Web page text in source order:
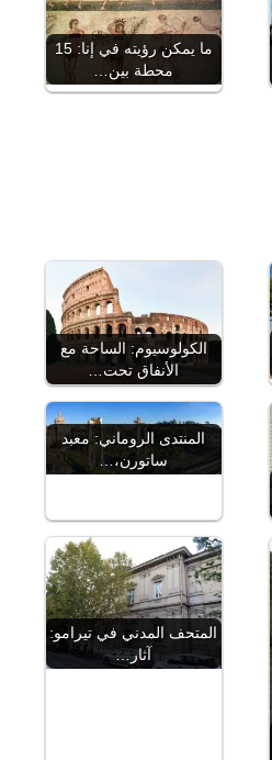
ما يمكن رؤيته في إنا: 15
محطة بين…
الكولوسيوم: الساحة مع
الأنفاق تحت…
المنتدى الروماني: معبد
ساتورن،…
المتحف المدني في تيرامو:
آثار…